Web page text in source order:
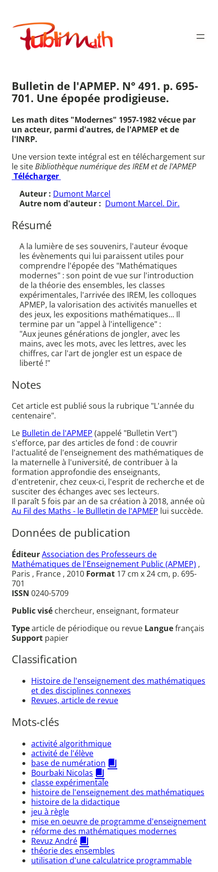
contenu
Publimath
Bulletin de l'APMEP. N° 491. p. 695-
701. Une épopée prodigieuse.
Les math dites "Modernes" 1957-1982 vécue par
un acteur, parmi d'autres, de l'APMEP et de
l'INRP.
Une version texte intégral est en téléchargement sur
le siteBibliothèque numérique des IREM et de l'APMEP
Télécharger
Auteur : Dumont Marcel
Autre nom d'auteur : Dumont Marcel. Dir.
Résumé
A la lumière de ses souvenirs, l'auteur évoque
les évènements qui lui paraissent utiles pour
comprendre l'épopée des "Mathématiques
modernes" : son point de vue sur l'introduction
de la théorie des ensembles, les classes
expérimentales, l'arrivée des IREM, les colloques
APMEP, la valorisation des activités manuelles et
des jeux, les expositions mathématiques... Il
termine par un "appel à l'intelligence" :
"Aux jeunes générations de jongler, avec les
mains, avec les mots, avec les lettres, avec les
chiffres, car l'art de jongler est un espace de
liberté !"
Notes
Cet article est publié sous la rubrique "L'année du
centenaire".
Le Bulletin de l'APMEP (appelé "Bulletin Vert")
s'efforce, par des articles de fond : de couvrir
l'actualité de l'enseignement des mathématiques de
la maternelle à l'université, de contribuer à la
formation approfondie des enseignants,
d'entretenir, chez ceux-ci, l'esprit de recherche et de
susciter des échanges avec ses lecteurs.
Il paraît 5 fois par an de sa création à 2018, année où
Au Fil des Maths - le Bullletin de l'APMEP lui succède.
Données de publication
ÉditeurAssociation des Professeurs de
Mathématiques de l'Enseignement Public (APMEP) ,
Paris , France , 2010 Format 17 cm x 24 cm, p. 695-
701
ISSN 0240-5709
Public visé chercheur, enseignant, formateur
Typearticle de périodique ou revue Languefrançais
Support papier
Classification
Histoire de l'enseignement des mathématiques
et des disciplines connexes
Revues, article de revue
Mots-clés
activité algorithmique
activité de l'élève
base de numération
Bourbaki Nicolas
classe expérimentale
histoire de l'enseignement des mathématiques
histoire de la didactique
jeu à règle
mise en oeuvre de programme d'enseignement
réforme des mathématiques modernes
Revuz André
théorie des ensembles
utilisation d'une calculatrice programmable